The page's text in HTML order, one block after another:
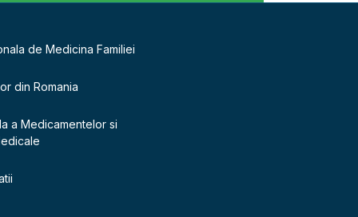
de Medicina Familiei
din Romania
a Medicamentelor si